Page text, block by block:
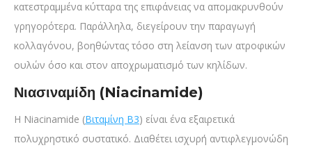
κατεστραμμένα κύτταρα της επιφάνειας να απομακρυνθούν
γρηγορότερα. Παράλληλα, διεγείρουν την παραγωγή
κολλαγόνου, βοηθώντας τόσο στη λείανση των ατροφικών
ουλών όσο και στον αποχρωματισμό των κηλίδων.
Νιασιναμίδη (Niacinamide)
Η Niacinamide (Βιταμίνη Β3) είναι ένα εξαιρετικά
πολυχρηστικό συστατικό. Διαθέτει ισχυρή αντιφλεγμονώδη